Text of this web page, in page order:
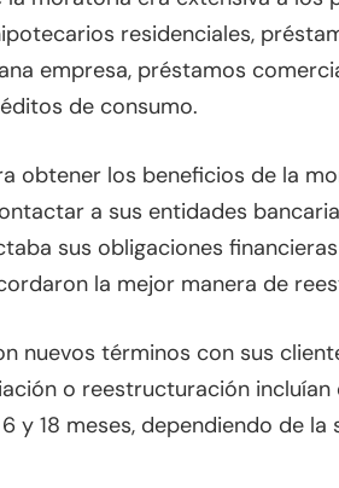
residenciales,
empresa, préstamos
de consumo.
obtener los beneficios de la
a sus entidades
sus obligaciones
la mejor manera de
nuevos términos con sus
o reestructuración
18 meses, dependiendo de